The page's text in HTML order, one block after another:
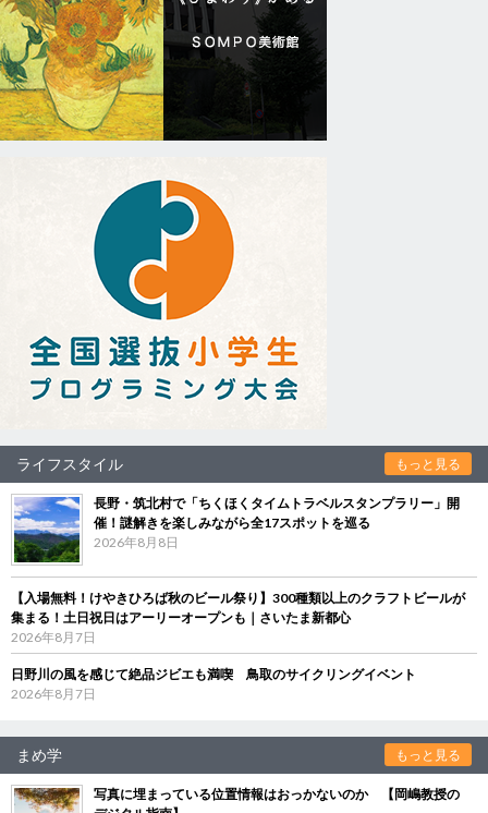
ライフスタイル もっと見る
長野・筑北村で「ちくほくタイムトラベルスタンプラリー」開
催！謎解きを楽しみながら全17スポットを巡る
2026年8月8日
【入場無料！けやきひろば秋のビール祭り】300種類以上のクラフトビールが
集まる！土日祝日はアーリーオープンも｜さいたま新都心
2026年8月7日
日野川の風を感じて絶品ジビエも満喫 鳥取のサイクリングイベント
2026年8月7日
まめ学 もっと見る
写真に埋まっている位置情報はおっかないのか 【岡嶋教授の